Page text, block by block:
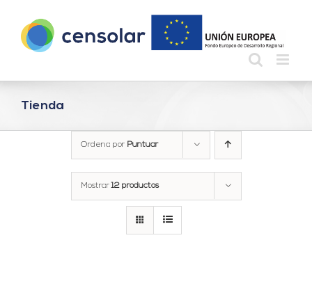
contenido
Tienda
Ordena por Puntuar
Mostrar12 productos